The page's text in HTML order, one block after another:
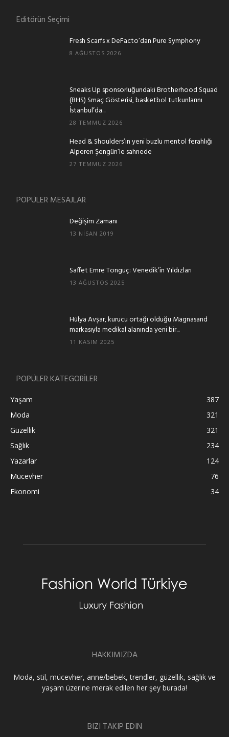
Editörün Seçimi
Fresh Scarfs x DeFacto’dan Pure Symphony
8 AĞUSTOS 2026
Sneaks Up sponsorluğundaki Brotherhood Squad
(BHS) Smaç Gösterisi, basketbol tutkunlarını
İstanbul’da...
28 TEMMUZ 2026
Head & Shoulders’ın yeni buzlu mentol ferahlığı
Alperen Şengün’le sahnede
27 TEMMUZ 2026
POPÜLER MESAJLAR
Değişim Zamanı
13 NISAN 2019
Saffet Emre Tonguç: Venedik’in Yıldızları
13 AĞUSTOS 2025
Hülya Avşar, kurucu ortağı olduğu Magnasand
markasıyla medikal alanında yeni bir...
11 KASIM 2025
POPÜLER KATEGORİLER
Yaşam
387
Moda
321
Güzellik
321
Sağlık
234
Yazarlar
124
Mücevher
76
Ekonomi
34
HAKKIMIZDA
Moda, stil, mücevher, anne/bebek, trendler, güzellik, sağlık ve
yaşam üzerine merak edilen her şey burada!
BIZI TAKIP EDIN